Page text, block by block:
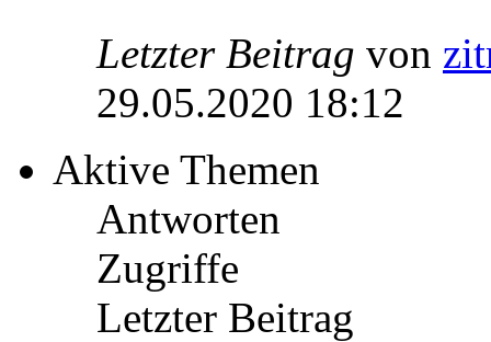
Letzter Beitrag von
29.05.2020 18:12
Aktive Themen
Antworten
Zugriffe
Letzter Beitrag